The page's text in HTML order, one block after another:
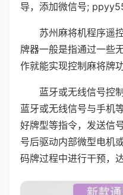
导，添加微信号;
苏州麻将机程序遥
牌器一般是指通过一些
作就能实现控制麻将牌
蓝牙或无线信号控
蓝牙或无线信号与手机
好牌型等指令，发送信
号后驱动内部微型电机
码牌过程中进行干预，